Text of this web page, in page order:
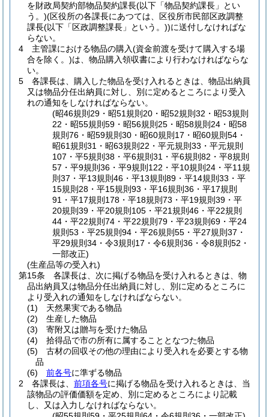
を財政局契約部物品契約課長(以下「物品契約課長」とい
う。)(区役所の各課長にあつては、区役所市民部区政調整
課長(以下「区政調整課長」という。))に送付しなければな
らない。
4
主管課における物品の購入(資金前渡を受けて購入する場
合を除く。)は、物品購入領収書により行わなければならな
い。
5
各課長は、購入した物品を受け入れるときは、物品出納員
又は物品分任出納員に対し、別に定めるところにより受入
れの通知をしなければならない。
(昭46規則29・昭51規則20・昭52規則32・昭53規則
22・昭55規則59・昭56規則25・昭58規則24・昭58
規則76・昭59規則30・昭60規則17・昭60規則54・
昭61規則31・昭63規則22・平元規則33・平元規則
107・平5規則38・平6規則31・平6規則82・平8規則
57・平9規則36・平9規則122・平10規則24・平11規
則37・平13規則46・平13規則89・平14規則33・平
15規則28・平15規則93・平16規則36・平17規則
91・平17規則178・平18規則73・平19規則39・平
20規則39・平20規則105・平21規則46・平22規則
44・平22規則74・平22規則79・平23規則69・平24
規則53・平25規則94・平26規則55・平27規則37・
平29規則34・令3規則17・令6規則36・令8規則52・
一部改正)
(生産品等の受入れ)
第15条
各課長は、次に掲げる物品を受け入れるときは、物
品出納員又は物品分任出納員に対し、別に定めるところに
より受入れの通知をしなければならない。
(1)
天然果実である物品
(2)
生産した物品
(3)
寄附又は贈与を受けた物品
(4)
拾得品で市の所有に属することとなつた物品
(5)
古材の回収その他の理由により受入れを必要とする物
品
(6)
前各号に準ずる物品
2
各課長は、 前項各号に掲げる物品を受け入れるときは、当
該物品の評価価額を定め、別に定めるところにより記載
し、又は入力しなければならない。